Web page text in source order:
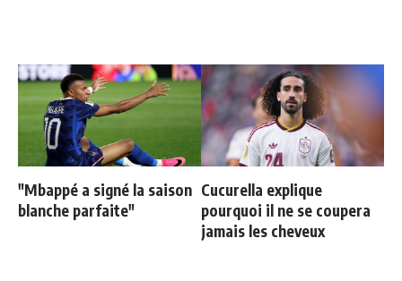
"Mbappé a signé la saison
blanche parfaite"
Cucurella explique
pourquoi il ne se coupera
jamais les cheveux